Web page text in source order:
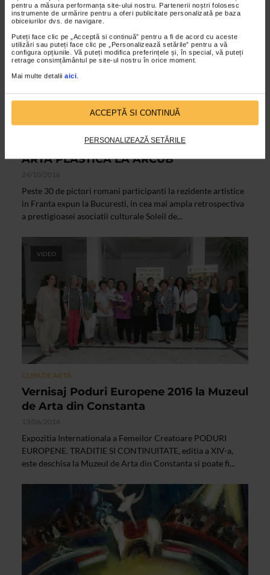
pentru a măsura performanța site-ului nostru. Partenerii noștri folosesc
instrumente de urmărire pentru a oferi publicitate personalizată pe baza
obiceiurilor dvs. de navigare.
Puteți face clic pe „Acceptă si continuă” pentru a fi de acord cu aceste
utilizări sau puteți face clic pe „Personalizează setările” pentru a vă
configura opțiunile. Vă puteți modifica preferințele și, în special, vă puteți
retrage consimțământul pe site-ul nostru în orice moment.
Mai multe detalii aici.
ACCEPTĂ SI CONTINUĂ
PERSONALIZEAZĂ SETĂRILE
BUCURESTI, O NOUA EXPOZITIE DE
ARTA PLASTICA LA ARCUB
24/10/2016
Peste 30 de pictori romani participanti la rezidente artistice
in Franta expun la Bucuresti, in cea mai ampla retrospectiva
a prestigioasei asociatii culturale Soleil de...
VIDEO
CLIPA DE ARTA
Vernisaj Poduri Europene 2016 la Muzeul
de Arta din Constanta
13/06/2016
Expozitia Internationala a Femeilor Creatoare PODURI
EUROPENE. TRADITIE SI CONTINUITATE, editia a XIV-a,
este deschisa la Muzeul de Arta din Constanta si poate fi...